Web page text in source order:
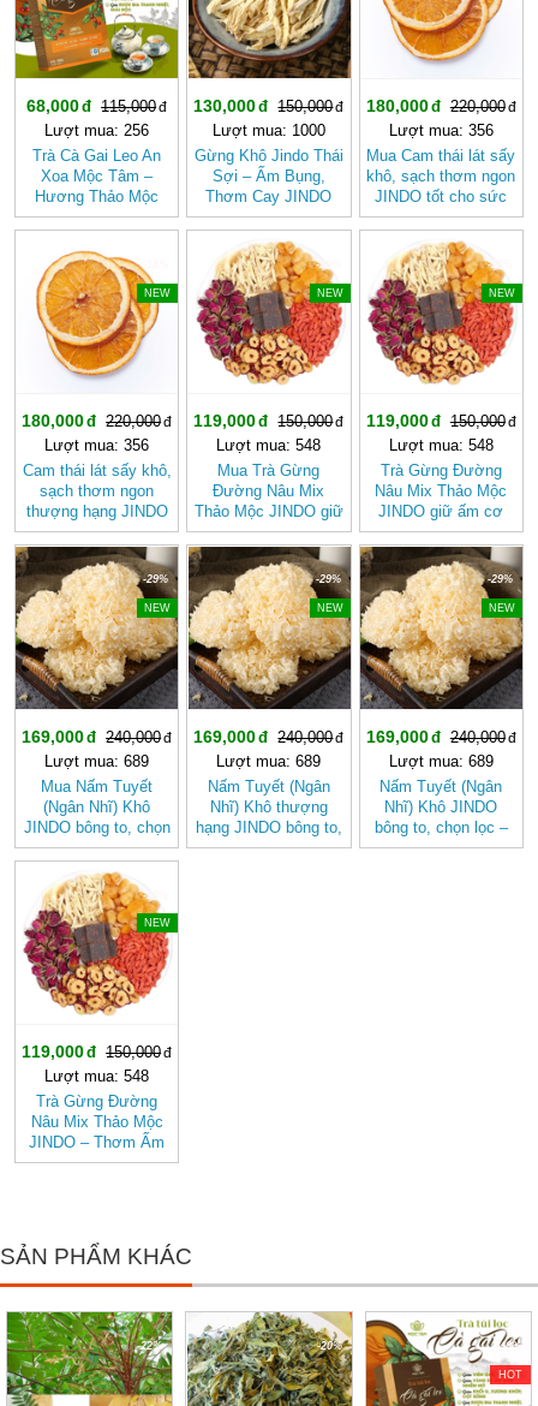
68,000
115,000
Lượt mua: 256
Trà Cà Gai Leo An
Xoa Mộc Tâm –
Hương Thảo Mộc
Cho Ngày Thư Thái
130,000
150,000
Lượt mua: 1000
Gừng Khô Jindo Thái
Sợi – Ấm Bụng,
Thơm Cay JINDO
180,000
220,000
Lượt mua: 356
Mua Cam thái lát sấy
khô, sạch thơm ngon
JINDO tốt cho sức
khỏe
NEW
180,000
220,000
Lượt mua: 356
Cam thái lát sấy khô,
sạch thơm ngon
thượng hạng JINDO
tốt cho sức khỏe
-20%
NEW
119,000
150,000
Lượt mua: 548
Mua Trà Gừng
Đường Nâu Mix
Thảo Mộc JINDO giữ
ấm cơ thể, tốt cho
sức khỏe
-20%
NEW
119,000
150,000
Lượt mua: 548
Trà Gừng Đường
Nâu Mix Thảo Mộc
JINDO giữ ấm cơ
thể
-29%
NEW
169,000
240,000
Lượt mua: 689
Mua Nấm Tuyết
(Ngân Nhĩ) Khô
JINDO bông to, chọn
lọc tốt cho sức khỏe
-29%
NEW
169,000
240,000
Lượt mua: 689
Nấm Tuyết (Ngân
Nhĩ) Khô thượng
hạng JINDO bông to,
chọn lọc
-29%
NEW
169,000
240,000
Lượt mua: 689
Nấm Tuyết (Ngân
Nhĩ) Khô JINDO
bông to, chọn lọc –
Dưỡng Nhan, Thanh
-20%
NEW
119,000
150,000
Lượt mua: 548
Trà Gừng Đường
Nâu Mix Thảo Mộc
JINDO – Thơm Ấm
Tự Nhiên, Dễ Uống
SẢN PHẨM KHÁC
-22% -20% -40%
HOT